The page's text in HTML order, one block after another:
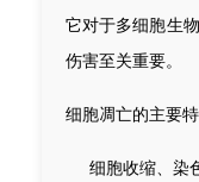
它对于多细胞生
伤害至关重要。
细胞凋亡的主要特
细胞收缩、染